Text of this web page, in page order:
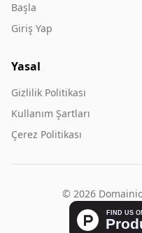
Başla
Giriş Yap
Yasal
Gizlilik Politikası
Kullanım Şartları
Çerez Politikası
© 2026